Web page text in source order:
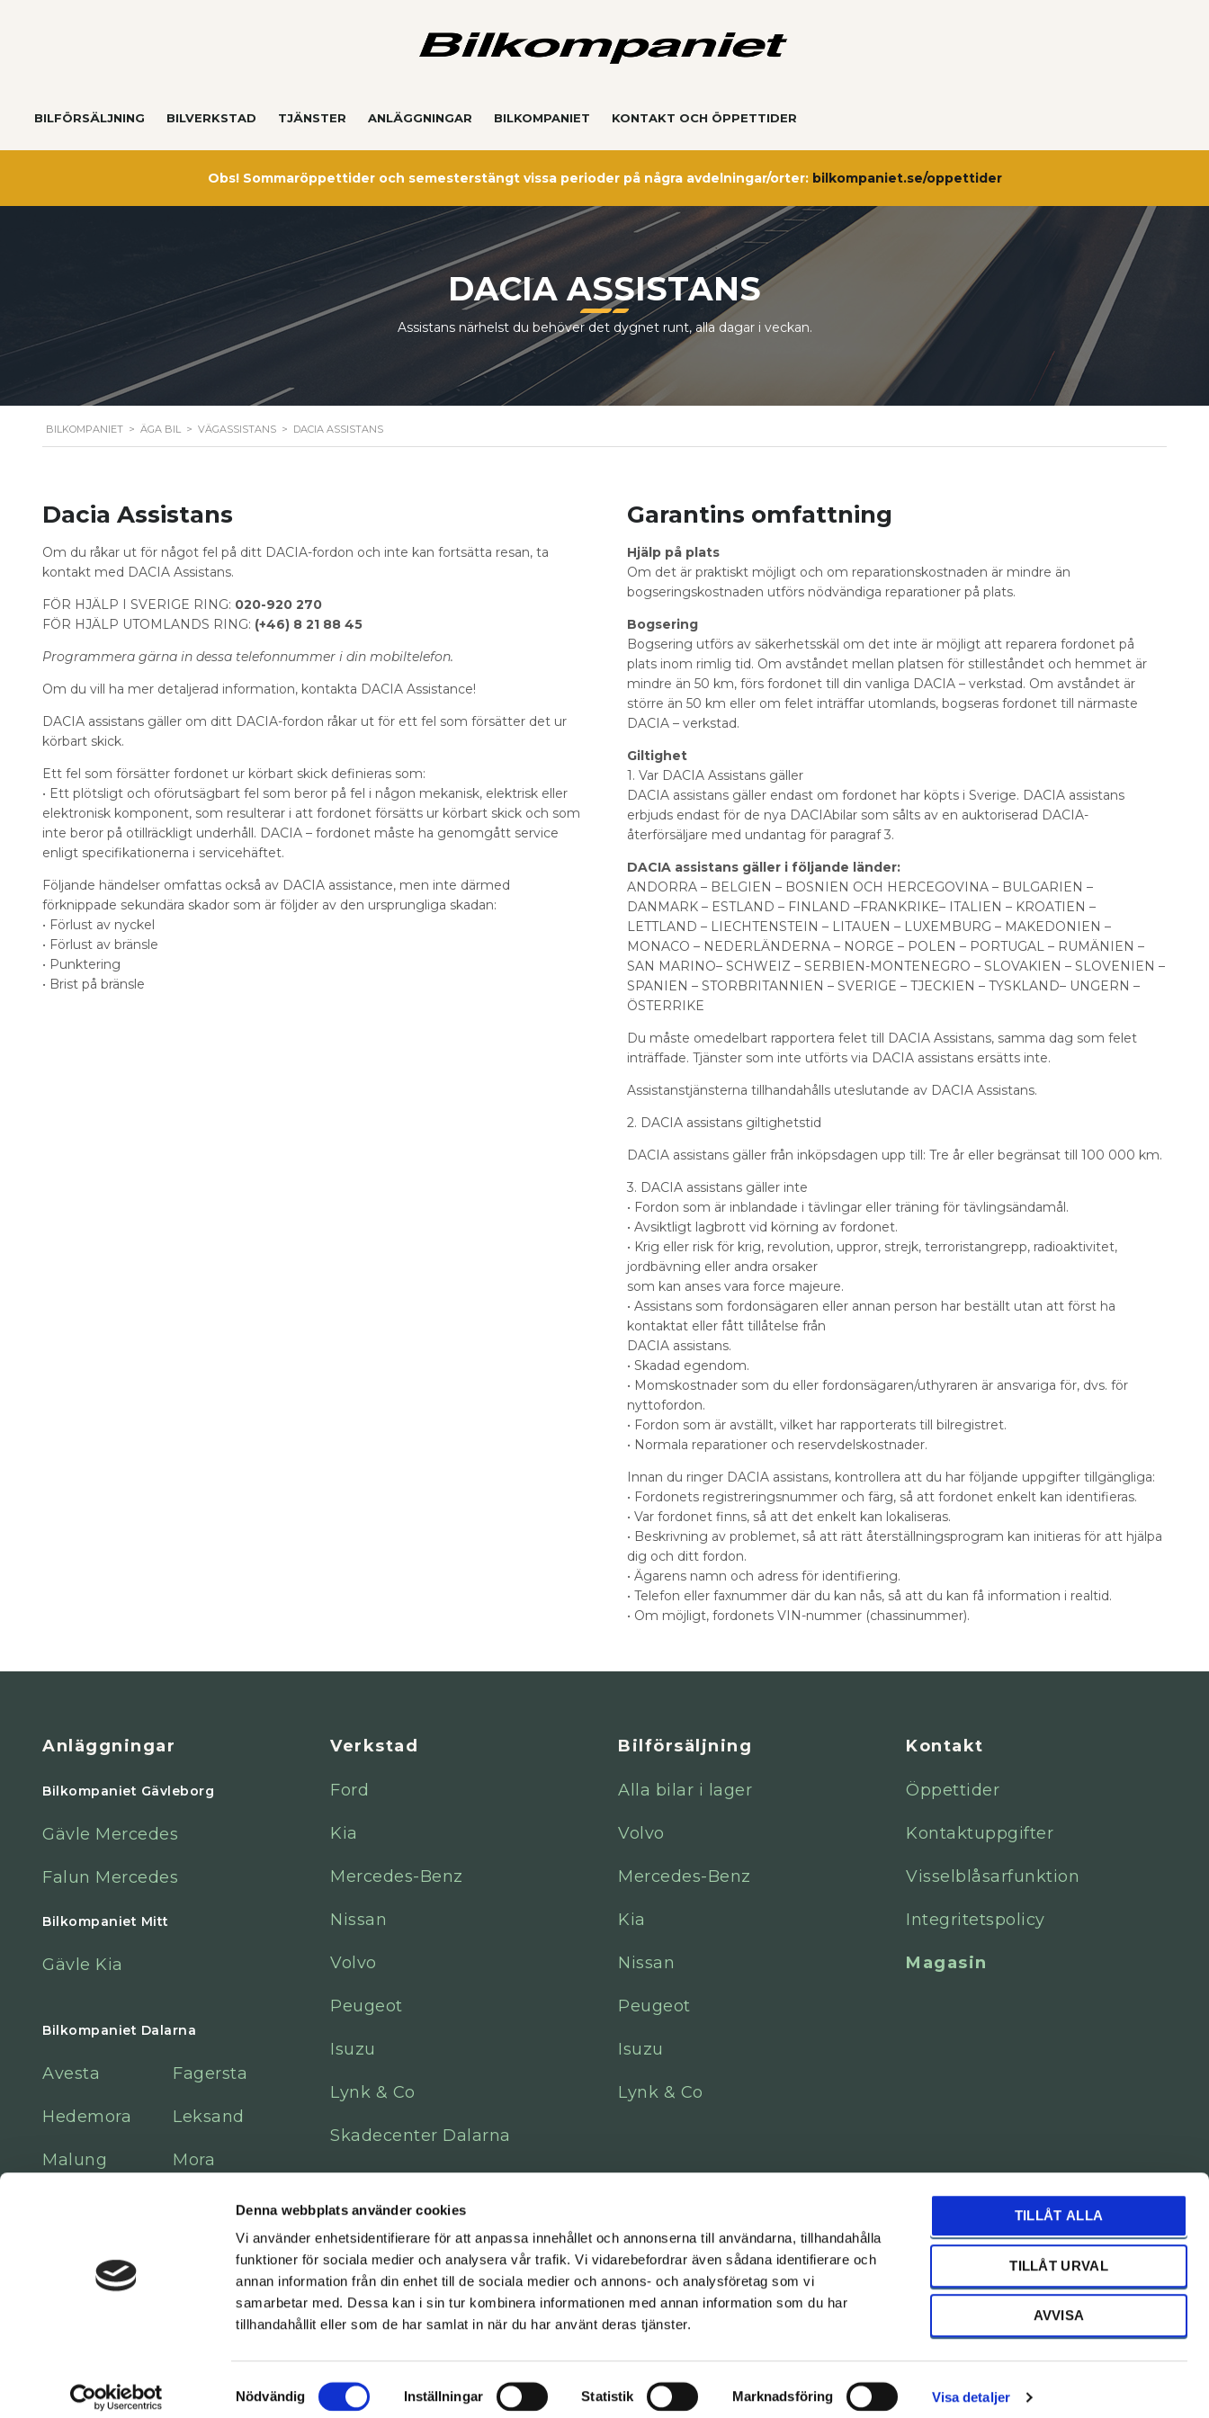
Denna webbplats använder cookies
Vi använder enhetsidentifierare för att anpassa innehållet och annonserna till användarna, tillhandahålla
funktioner för sociala medier och analysera vår trafik. Vi vidarebefordrar även sådana identifierare och
annan information från din enhet till de sociala medier och annons- och analysföretag som vi
samarbetar med. Dessa kan i sin tur kombinera informationen med annan information som du har
tillhandahållit eller som de har samlat in när du har använt deras tjänster.
Samtyckesval
Nödvändig Inställningar Statistik Marknadsföring Visa detaljer
TILLÅT ALLA
TILLÅT URVAL
AVVISA
BILFÖRSÄLJNING BILVERKSTAD TJÄNSTER ANLÄGGNINGAR BILKOMPANIET KONTAKT OCH ÖPPETTIDER
Obs! Sommaröppettider och semesterstängt vissa perioder på några avdelningar/orter: bilkompaniet.se/oppettider
DACIA ASSISTANS
Assistans närhelst du behöver det dygnet runt, alla dagar i veckan.
BILKOMPANIET > ÄGA BIL > VÄGASSISTANS > DACIA ASSISTANS
Dacia Assistans
Om du råkar ut för något fel på ditt DACIA-fordon och inte kan fortsätta resan, ta
kontakt med DACIA Assistans.
FÖR HJÄLP I SVERIGE RING: 020-920 270
FÖR HJÄLP UTOMLANDS RING: (+46) 8 21 88 45
Programmera gärna in dessa telefonnummer i din mobiltelefon.
Om du vill ha mer detaljerad information, kontakta DACIA Assistance!
DACIA assistans gäller om ditt DACIA-fordon råkar ut för ett fel som försätter det ur
körbart skick.
Ett fel som försätter fordonet ur körbart skick definieras som:
• Ett plötsligt och oförutsägbart fel som beror på fel i någon mekanisk, elektrisk eller
elektronisk komponent, som resulterar i att fordonet försätts ur körbart skick och som
inte beror på otillräckligt underhåll. DACIA – fordonet måste ha genomgått service
enligt specifikationerna i servicehäftet.
Följande händelser omfattas också av DACIA assistance, men inte därmed
förknippade sekundära skador som är följder av den ursprungliga skadan:
• Förlust av nyckel
• Förlust av bränsle
• Punktering
• Brist på bränsle
Garantins omfattning
Hjälp på plats
Om det är praktiskt möjligt och om reparationskostnaden är mindre än
bogseringskostnaden utförs nödvändiga reparationer på plats.
Bogsering
Bogsering utförs av säkerhetsskäl om det inte är möjligt att reparera fordonet på
plats inom rimlig tid. Om avståndet mellan platsen för stilleståndet och hemmet är
mindre än 50 km, förs fordonet till din vanliga DACIA – verkstad. Om avståndet är
större än 50 km eller om felet inträffar utomlands, bogseras fordonet till närmaste
DACIA – verkstad.
Giltighet
1. Var DACIA Assistans gäller
DACIA assistans gäller endast om fordonet har köpts i Sverige. DACIA assistans
erbjuds endast för de nya DACIAbilar som sålts av en auktoriserad DACIA-
återförsäljare med undantag för paragraf 3.
DACIA assistans gäller i följande länder:
ANDORRA – BELGIEN – BOSNIEN OCH HERCEGOVINA – BULGARIEN –
DANMARK – ESTLAND – FINLAND –FRANKRIKE– ITALIEN – KROATIEN –
LETTLAND – LIECHTENSTEIN – LITAUEN – LUXEMBURG – MAKEDONIEN –
MONACO – NEDERLÄNDERNA – NORGE – POLEN – PORTUGAL – RUMÄNIEN –
SAN MARINO– SCHWEIZ – SERBIEN-MONTENEGRO – SLOVAKIEN – SLOVENIEN –
SPANIEN – STORBRITANNIEN – SVERIGE – TJECKIEN – TYSKLAND– UNGERN –
ÖSTERRIKE
Du måste omedelbart rapportera felet till DACIA Assistans, samma dag som felet
inträffade. Tjänster som inte utförts via DACIA assistans ersätts inte.
Assistanstjänsterna tillhandahålls uteslutande av DACIA Assistans.
2. DACIA assistans giltighetstid
DACIA assistans gäller från inköpsdagen upp till: Tre år eller begränsat till 100 000 km.
3. DACIA assistans gäller inte
• Fordon som är inblandade i tävlingar eller träning för tävlingsändamål.
• Avsiktligt lagbrott vid körning av fordonet.
• Krig eller risk för krig, revolution, uppror, strejk, terroristangrepp, radioaktivitet,
jordbävning eller andra orsaker
som kan anses vara force majeure.
• Assistans som fordonsägaren eller annan person har beställt utan att först ha
kontaktat eller fått tillåtelse från
DACIA assistans.
• Skadad egendom.
• Momskostnader som du eller fordonsägaren/uthyraren är ansvariga för, dvs. för
nyttofordon.
• Fordon som är avställt, vilket har rapporterats till bilregistret.
• Normala reparationer och reservdelskostnader.
Innan du ringer DACIA assistans, kontrollera att du har följande uppgifter tillgängliga:
• Fordonets registreringsnummer och färg, så att fordonet enkelt kan identifieras.
• Var fordonet finns, så att det enkelt kan lokaliseras.
• Beskrivning av problemet, så att rätt återställningsprogram kan initieras för att hjälpa
dig och ditt fordon.
• Ägarens namn och adress för identifiering.
• Telefon eller faxnummer där du kan nås, så att du kan få information i realtid.
• Om möjligt, fordonets VIN-nummer (chassinummer).
Anläggningar
Bilkompaniet Gävleborg
Gävle Mercedes
Falun Mercedes
Bilkompaniet Mitt
Gävle Kia
Bilkompaniet Dalarna
Avesta
Hedemora
Malung
Fagersta
Leksand
Mora
Verkstad
Ford
Kia
Mercedes-Benz
Nissan
Volvo
Peugeot
Isuzu
Lynk & Co
Skadecenter Dalarna
Bilförsäljning
Alla bilar i lager
Volvo
Mercedes-Benz
Kia
Nissan
Peugeot
Isuzu
Lynk & Co
Kontakt
Öppettider
Kontaktuppgifter
Visselblåsarfunktion
Integritetspolicy
Magasin
Boka